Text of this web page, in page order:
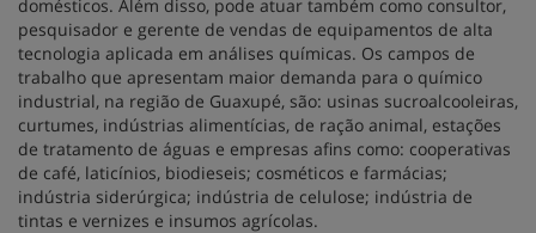
domésticos. Além disso, pode atuar também como consultor,
pesquisador e gerente de vendas de equipamentos de alta
tecnologia aplicada em análises químicas. Os campos de
trabalho que apresentam maior demanda para o químico
industrial, na região de Guaxupé, são: usinas sucroalcooleiras,
curtumes, indústrias alimentícias, de ração animal, estações
de tratamento de águas e empresas afins como: cooperativas
de café, laticínios, biodieseis; cosméticos e farmácias;
indústria siderúrgica; indústria de celulose; indústria de
tintas e vernizes e insumos agrícolas.